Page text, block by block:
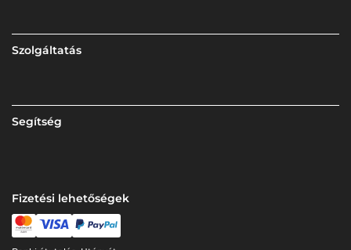
Szolgáltatás
Segítség
Fizetési lehetőségek